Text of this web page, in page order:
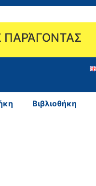
ΠΑΡΆΓΟΝΤΑΣ
Βιβλιοθήκη